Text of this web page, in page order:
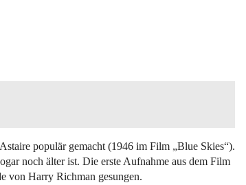
populär gemacht (1946 im Film „Blue Skies“).
noch älter ist. Die erste Aufnahme aus dem Film
von Harry Richman gesungen.